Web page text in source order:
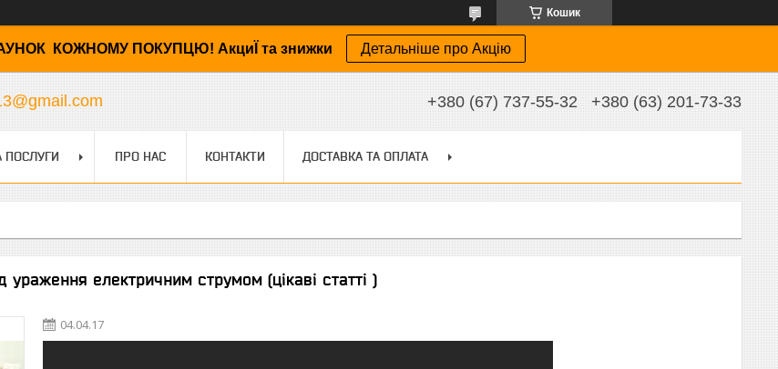
Кошик
КОЖНОМУ ПОКУПЦЮ! АкциЇ та знижки Детальніше про Акцію
+380 (67) 737-55-32 +380 (63) 201-73-33
ПОСЛУГИ ПРО НАС КОНТАКТИ ДОСТАВКА ТА ОПЛАТА
ураження електричним струмом (цікаві статті )
04.04.17